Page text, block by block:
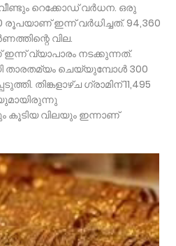
റെക്കോഡ് വർധന. ഒരു
ഇന്ന് വർധിച്ചത്. 94,360
വില.
ഇന്ന് വ്യാപാരം നടക്കുന്നത്.
താരതമ്യം ചെയ്യുമ്പോൾ 300
തിങ്കളാഴ്ച ഗ്രാമിന് 11,495
കൂടിയ വിലയും ഇന്നാണ്